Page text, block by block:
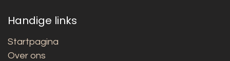
Handige links
Startpagina
Over ons